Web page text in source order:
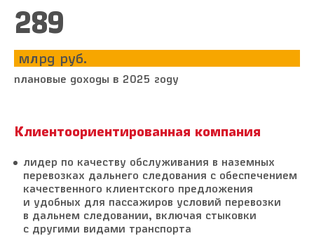
330
млрд руб.
плановые доходы в 2025 году
Клиентоориентированная компания
лидер по качеству обслуживания в наземных
перевозках дальнего следования с обеспечением
качественного клиентского предложения
и удобных для пассажиров условий перевозки
в дальнем следовании, включая стыковки
с другими видами транспорта